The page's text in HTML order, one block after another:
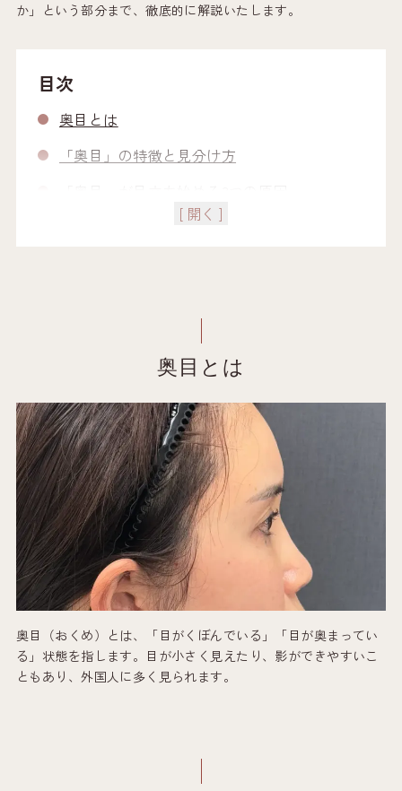
か」という部分まで、徹底的に解説いたします。
目次
奥目とは
「奥目」の特徴と見分け方
原因1：加齢による「まぶたの痩せ」
脂肪注入法
アポロンクリニックが選ばれる理由
1. 女性院長による、「オーダーメイドデザイン」
2. 「やりすぎない」自然な仕上がりへの絶対的な
こだわり
3. 不安に寄り添う、丁寧なカウンセリングと痛み
を抑えた施術
まとめ
[ 開く ]
奥目とは
奥目（おくめ）とは、「目がくぼんでいる」「目が奥まってい
る」状態を指します。目が小さく見えたり、影ができやすいこ
ともあり、外国人に多く見られます。